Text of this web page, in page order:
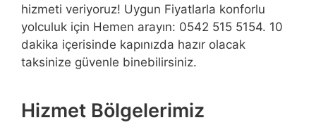
hizmeti veriyoruz! Uygun Fiyatlarla konforlu
yolculuk için Hemen arayın: 0542 515 5154. 10
dakika içerisinde kapınızda hazır olacak
taksinize güvenle binebilirsiniz.
Hizmet Bölgelerimiz